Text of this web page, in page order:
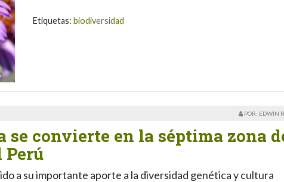
Etiquetas: biodiversidad
POR: EDWIN
se convierte en la séptima zona
a su importante aporte a la diversidad genética y cultura